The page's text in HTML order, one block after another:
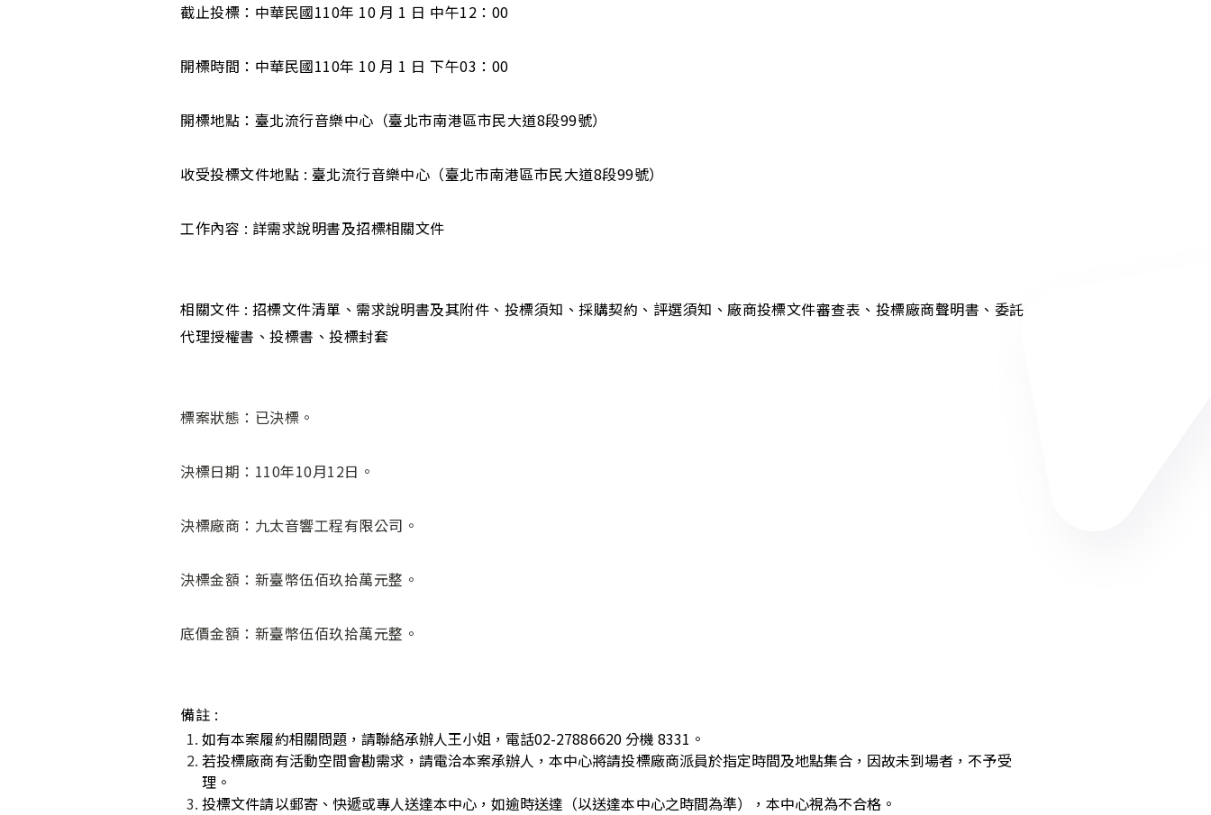
截止投標：中華民國110年 10 月 1 日 中午12：00
開標時間：中華民國110年 10 月 1 日 下午03：00
開標地點：臺北流行音樂中心（臺北市南港區市民大道8段99號）
收受投標文件地點 : 臺北流行音樂中心（臺北市南港區市民大道8段99號）
工作內容 : 詳需求說明書及招標相關文件
相關文件 : 招標文件清單、需求說明書及其附件、投標須知、採購契約、評選須知、廠商投標文件審查表、投標廠商聲明書、委託
代理授權書、投標書、投標封套
標案狀態：已決標。
決標日期：110年10月12日。
決標廠商：九太音響工程有限公司。
決標金額：新臺幣伍佰玖拾萬元整。
底價金額：新臺幣伍佰玖拾萬元整。
備註 :
如有本案履約相關問題，請聯絡承辦人王小姐，電話02-27886620 分機 8331。
若投標廠商有活動空間會勘需求，請電洽本案承辦人，本中心將請投標廠商派員於指定時間及地點集合，因故未到場者，不予受
理。
投標文件請以郵寄、快遞或專人送達本中心，如逾時送達（以送達本中心之時間為準），本中心視為不合格。